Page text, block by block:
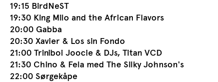
19:15 BirdNeST
19:30 King Milo and the African Flavors
20:00 Gabba
20:30 Xavier & Los sin Fondo
21:00 Triniboi Joocie & DJs, Titan VCD
21:30 Chino & Fela med The Silky Johnson's
22:00 Sørgekåpe